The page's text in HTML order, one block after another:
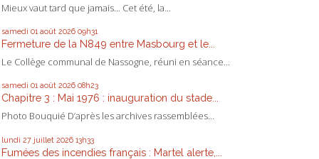
Mieux vaut tard que jamais... Cet été, la...
samedi 01 août 2026 09h31
Fermeture de la N849 entre Masbourg et le...
Le Collège communal de Nassogne, réuni en séance...
samedi 01 août 2026 08h23
Chapitre 3 : Mai 1976 : inauguration du stade...
Photo Bouquié D’après les archives rassemblées...
lundi 27 juillet 2026 13h33
Fumées des incendies français : Martel alerte,...